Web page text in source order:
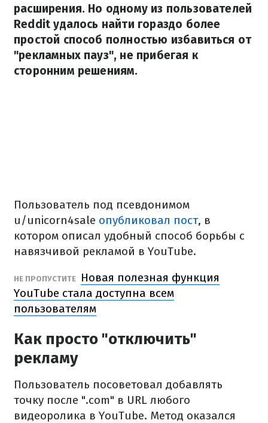
расширения. Но одному из пользователей
Reddit удалось найти гораздо более
простой способ полностью избавиться от
"рекламных пауз", не прибегая к
сторонним решениям.
Пользователь под псевдонимом
u/unicorn4sale опубликовал пост, в
котором описал удобный способ борьбы с
навязчивой рекламой в YouTube.
НЕ ПРОПУСТИТЕ
Новая полезная функция
YouTube стала доступна всем
пользователям
Как просто "отключить"
рекламу
Пользователь посоветовал добавлять
точку после ".com" в URL любого
видеоролика в YouTube. Метод оказался